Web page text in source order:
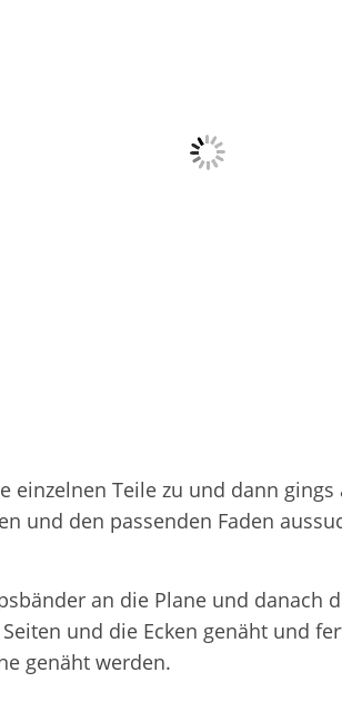
einzelnen Teile zu und dann
und den passenden Faden
an die Plane und danach
und die Ecken genäht und
genäht werden.